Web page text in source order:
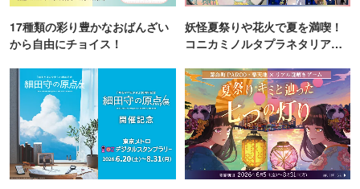
17種類の彩り豊かなおばんざい
から自由にチョイス！
妖怪夏祭りや花火で夏を満喫！
コニカミノルタプラネタリア